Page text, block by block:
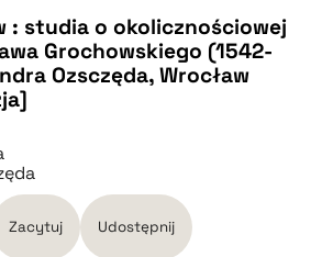
: studia o okolicznościowej
Grochowskiego (1542-
Ozsczęda, Wrocław
Zacytuj Udostępnij